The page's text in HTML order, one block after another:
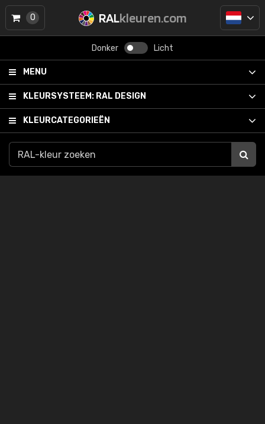
RALkleuren.com
Donker Licht
MENU
KLEURSYSTEEM: RAL DESIGN
KLEURCATEGORIEËN
0